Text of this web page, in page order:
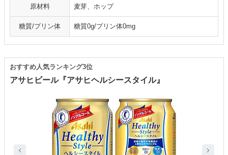
原材料 麦芽、ホップ
糖質/プリン体 糖質0g/プリン体0mg
アサヒビール『アサヒヘルシースタイル』
おすすめ人気ランキング3位